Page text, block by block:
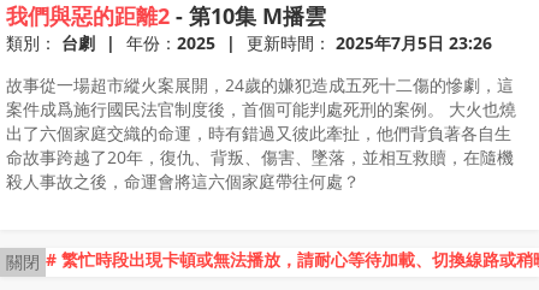
我們與惡的距離2 - 第10集 M播雲
類別： 台劇 | 年份： 2025 | 更新時間： 2025年7月5日 23:26
故事從一場超市縱火案展開，24歲的嫌犯造成五死十二傷的慘劇，這
案件成爲施⾏國民法官制度後，首個可能判處死刑的案例。 大火也燒
出了六個家庭交織的命運，時有錯過又彼此牽扯，他們背負著各自生
命故事跨越了20年，復仇、背叛、傷害、墜落，並相互救贖，在隨機
殺人事故之後，命運會將這六個家庭帶往何處？
關閉 # 繁忙時段出現卡頓或無法播放，請耐心等待加載、切換線路或稍